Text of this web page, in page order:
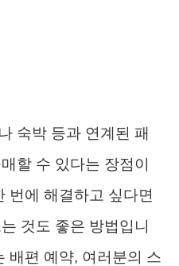
숙박 등과 연계된 패
할 수 있다는 장점이
번에 해결하고 싶다면
것도 좋은 방법입니
배편 예약, 여러분의 스